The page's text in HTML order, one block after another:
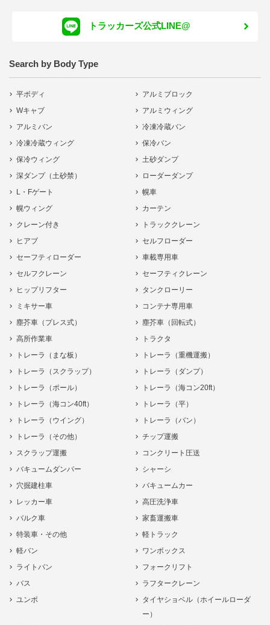
トラッカーズ公式LINE@
Search by Body Type
平ボディ
アルミブロック
Wキャブ
アルミウィング
アルミバン
冷凍冷蔵バン
冷凍冷蔵ウィング
保冷バン
保冷ウィング
土砂ダンプ
深ダンプ（土砂禁）
ローダーダンプ
L・Fゲート
幌車
幌ウィング
カーテン
クレーン付き
トラッククレーン
ヒアブ
セルフローダー
セーフティローダー
車載専用車
セルフクレーン
セーフティクレーン
ヒップリフター
タンクローリー
ミキサー車
コンテナ専用車
塵芥車（プレス式）
塵芥車（回転式）
高所作業車
トラクタ
トレーラ（まな板）
トレーラ（重機運搬）
トレーラ（スクラップ）
トレーラ（ダンプ）
トレーラ（ポール）
トレーラ（海コン20ft）
トレーラ（海コン40ft）
トレーラ（平）
トレーラ（ウイング）
トレーラ（バン）
トレーラ（その他）
チップ運搬
スクラップ運搬
コンクリート圧送
バキュームダンパー
シャーシ
穴掘建柱車
バキュームカー
レッカー車
高圧洗浄車
バルク車
家畜運搬車
特装車・その他
軽トラック
軽バン
ワンボックス
ライトバン
フォークリフト
バス
ラフタークレーン
ユンボ
タイヤショベル（ホイールローダ
ー）